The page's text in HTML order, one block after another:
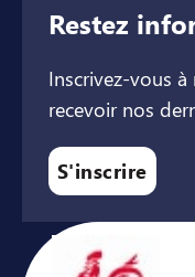
Restez
Inscrivez-vous
recevoir nos
S'inscrire
Avec le soutien de ...